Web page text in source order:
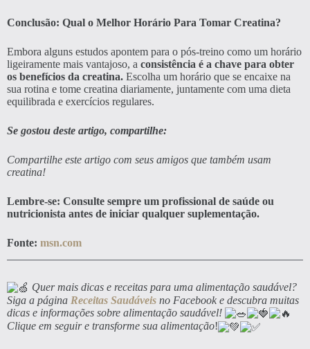
Conclusão: Qual o Melhor Horário Para Tomar Creatina?
Embora alguns estudos apontem para o pós-treino como um horário
ligeiramente mais vantajoso, a consistência é a chave para obter
os benefícios da creatina. Escolha um horário que se encaixe na
sua rotina e tome creatina diariamente, juntamente com uma dieta
equilibrada e exercícios regulares.
Se gostou deste artigo, compartilhe:
Compartilhe este artigo com seus amigos que também usam
creatina!
Lembre-se: Consulte sempre um profissional de saúde ou
nutricionista antes de iniciar qualquer suplementação.
Fonte: msn.com
Quer mais dicas e receitas para uma alimentação saudável?
Siga a página Receitas Saudáveis no Facebook e descubra muitas
dicas e informações sobre alimentação saudável!
Clique em seguir e transforme sua alimentação!